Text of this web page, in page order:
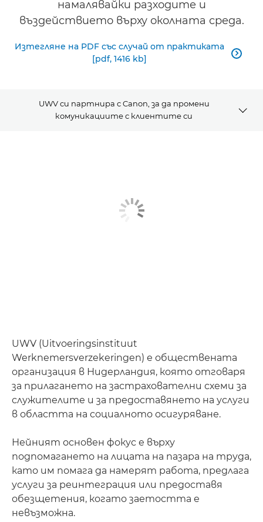
намалявайки разходите и
въздействието върху околната среда.
Изтегляне на PDF със случай от практиката
[pdf, 1416 kb]

UWV си партнира с Canon, за да промени
комуникациите с клиентите си
UWV (Uitvoeringsinstituut
Werknemersverzekeringen) е обществената
организация в Нидерландия, която отговаря
за прилагането на застрахователни схеми за
служителите и за предоставянето на услуги
в областта на социалното осигуряване.
Нейният основен фокус е върху
подпомагането на лицата на пазара на труда,
като им помага да намерят работа, предлага
услуги за реинтеграция или предоставя
обезщетения, когато заетостта е
невъзможна.